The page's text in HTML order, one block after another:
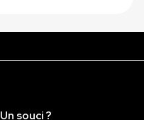
souci ?